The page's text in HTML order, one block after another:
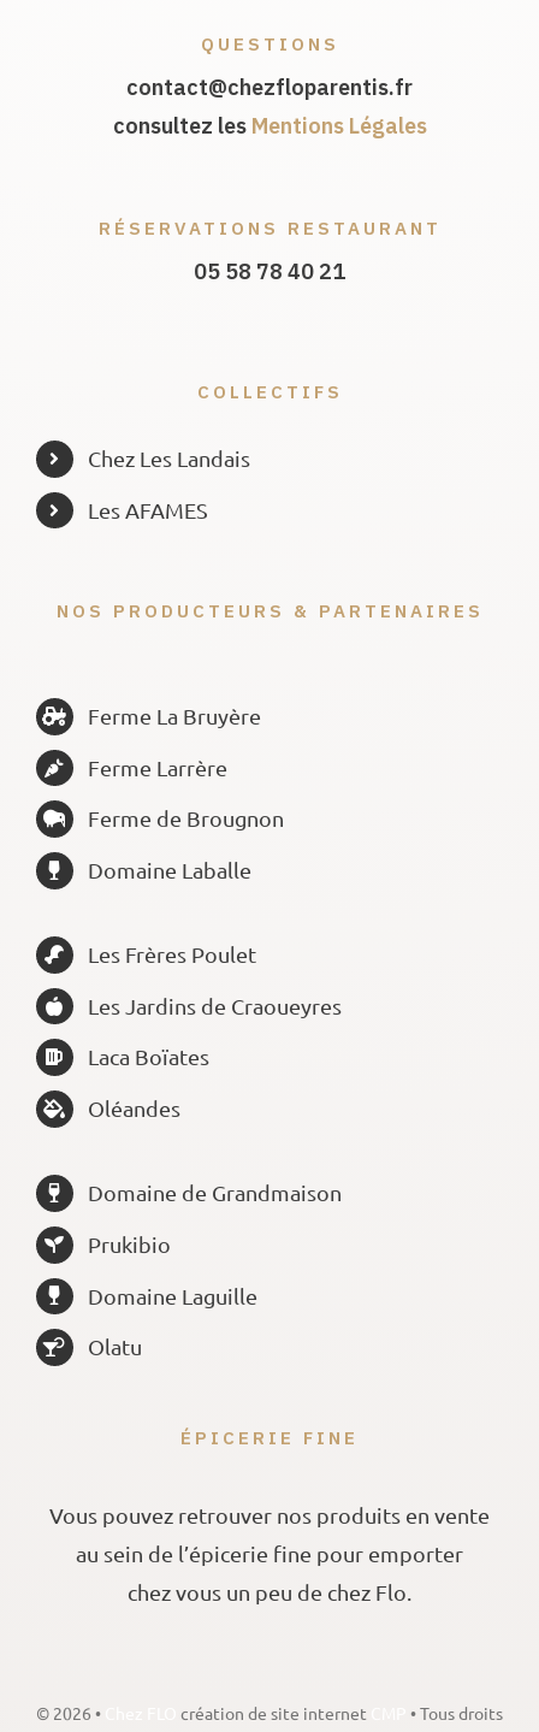
QUESTIONS
contact@chezfloparentis.fr
consultez les Mentions Légales
RÉSERVATIONS RESTAURANT
05 58 78 40 21
NOS PRODUCTEURS & PARTENAIRES
Ferme La Bruyère
Ferme Larrère
Ferme de Brougnon
Domaine Laballe
Les Frères Poulet
Les Jardins de Craoueyres
Laca Boïates
Oléandes
Domaine de Grandmaison
Prukibio
Domaine Laguille
Olatu
COLLECTIFS
Chez Les Landais
Les AFAMES
ÉPICERIE FINE
Vous pouvez retrouver nos produits en vente
au sein de l’épicerie fine pour emporter
chez vous un peu de chez Flo.
© 2026 • création de site internet • Tous droits